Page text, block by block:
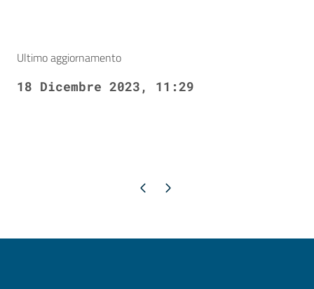
Ultimo aggiornamento
18 Dicembre 2023, 11:29
Pagina precedente
Pagina successiva